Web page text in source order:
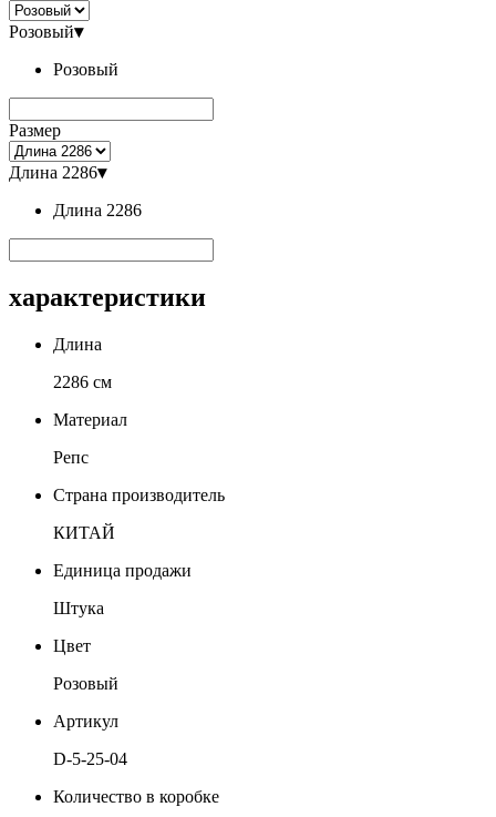
Розовый▾
Розовый
Размер
Длина 2286▾
Длина 2286
характеристики
Длина
2286 см
Материал
Репс
Страна производитель
КИТАЙ
Единица продажи
Штука
Цвет
Розовый
Артикул
D-5-25-04
Количество в коробке